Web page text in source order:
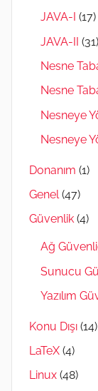
JAVA-I (17)
JAVA-II (31)
Nesne
Nesne
Nesneye
Nesneye
Donanım (1)
Genel(47)
Güvenlik (4)
Ağ
Sunucu
Yazılım
Konu Dışı (14)
LaTeX (4)
Linux (48)